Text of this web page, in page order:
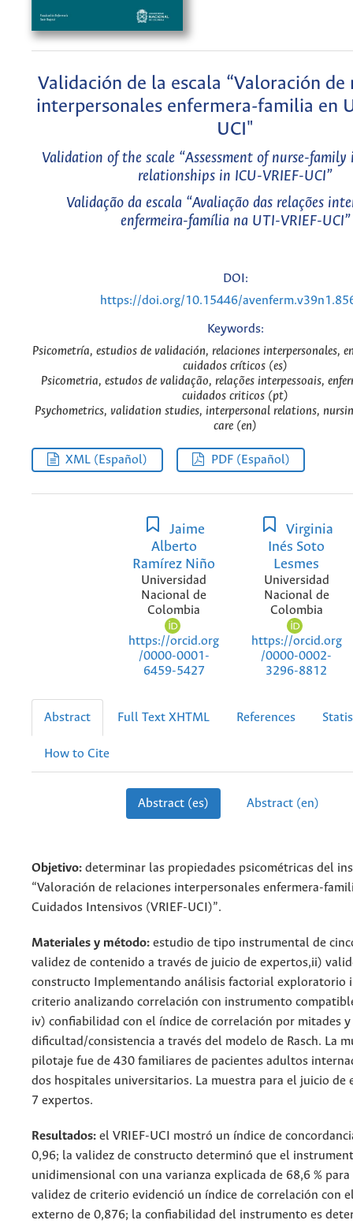
Validación de la escala “Valoración de
interpersonales enfermera-familia en
UCI"
Validation of the scale “Assessment of nurse-family
relationships in ICU-VRIEF-UCI”
Validação da escala “Avaliação das relações
enfermeira-família na UTI-VRIEF-UCI”
DOI:
https://doi.org/10.15446/
Keywords:
Psicometría, estudios de validación, relaciones interpersonales,
cuidados críticos (es)
Psicometria, estudos de validação, relações interpessoais,
cuidados criticos (pt)
Psychometrics, validation studies, interpersonal relations,
care (en)
XML (Español) PDF (Español)
Jaime
Alberto
Ramírez Niño
Universidad
Nacional de
Colombia
https://orcid.org
/0000-0001-
6459-5427
Virginia
Inés Soto
Lesmes
Universidad
Nacional de
Colombia
https://orcid.org
/0000-0002-
3296-8812
Abstract Full Text XHTML References
How to Cite
Abstract (es) Abstract (en)
Objetivo: determinar las propiedades psicométricas del
“Valoración de relaciones interpersonales enfermera-
Cuidados Intensivos (VRIEF-UCI)”.
Materiales y método: estudio de tipo instrumental de
validez de contenido a través de juicio de expertos,ii)
constructo Implementando análisis factorial exploratorio
criterio analizando correlación con instrumento
iv) confiabilidad con el índice de correlación por mitades
dificultad/consistencia a través del modelo de Rasch. La
pilotaje fue de 430 familiares de pacientes adultos
dos hospitales universitarios. La muestra para el juicio de
7 expertos.
Resultados: el VRIEF-UCI mostró un índice de
0,96; la validez de constructo determinó que el
unidimensional con una varianza explicada de 68,6 %
validez de criterio evidenció un índice de correlación con
externo de 0,876; la confiabilidad del instrumento es